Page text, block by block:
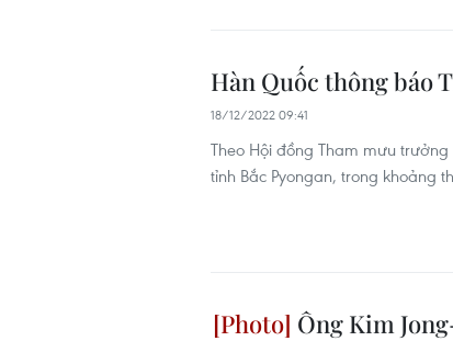
Hàn Quốc thông báo
18/12/2022 09:41
Theo Hội đồng Tham mưu
tỉnh Bắc Pyongan, trong khoảng
Ông Kim